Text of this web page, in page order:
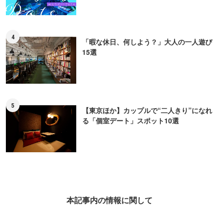
4
「暇な休日、何しよう？」大人の一人遊び
15選
5
【東京ほか】カップルで“二人きり”になれ
る「個室デート」スポット10選
本記事内の情報に関して